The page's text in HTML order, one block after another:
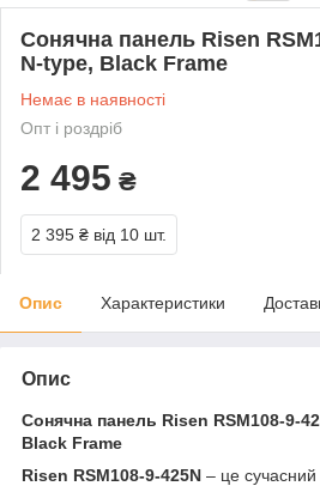
Сонячна панель Risen
N-type, Black Frame
Немає в наявності
Опт і роздріб
2 495 ₴
2 395 ₴ від 10 шт.
Опис Характеристики
Опис
Сонячна панель Risen RSM108-9-
Black Frame
Risen RSM108-9-425N – це